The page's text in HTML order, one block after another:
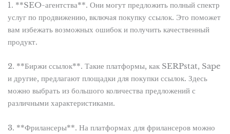
1. **SEO-агентства**. Они могут предложить полный спектр
услуг по продвижению, включая покупку ссылок. Это поможет
вам избежать возможных ошибок и получить качественный
продукт.
2. **Биржи ссылок**. Такие платформы, как SERPstat, Sape
и другие, предлагают площадки для покупки ссылок. Здесь
можно выбрать из большого количества предложений с
различными характеристиками.
3. **Фрилансеры**. На платформах для фрилансеров можно